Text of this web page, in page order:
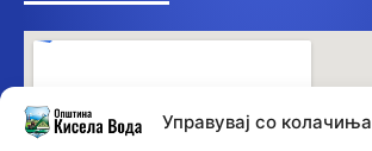
Управувај со колачиња